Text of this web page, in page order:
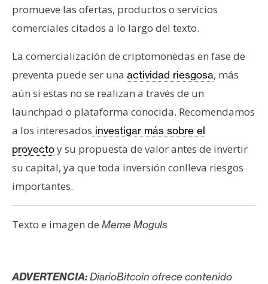
promueve las ofertas, productos o servicios
comerciales citados a lo largo del texto.
La comercialización de criptomonedas en fase de
preventa puede ser una actividad riesgosa, más
aún si estas no se realizan a través de un
launchpad o plataforma conocida. Recomendamos
a los interesados investigar más sobre el
proyectoy su propuesta de valor antes de invertir
su capital, ya que toda inversión conlleva riesgos
importantes.
Texto e imagen de Meme Moguls
ADVERTENCIA:DiarioBitcoin ofrece contenido